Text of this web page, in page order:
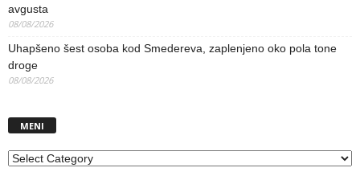
avgusta
08/08/2026
Uhapšeno šest osoba kod Smedereva, zaplenjeno oko pola tone
droge
08/08/2026
MENI
MENI